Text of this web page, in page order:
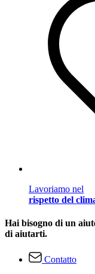
Lavoriamo nel
rispetto del
Hai bisogno di un
di aiutarti.
Contatto